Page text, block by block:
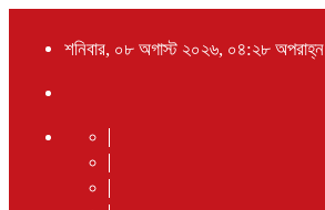
শনিবার, ০৮ অগাস্ট ২০২৬, ০৪:২৮ অপরাহ্ন